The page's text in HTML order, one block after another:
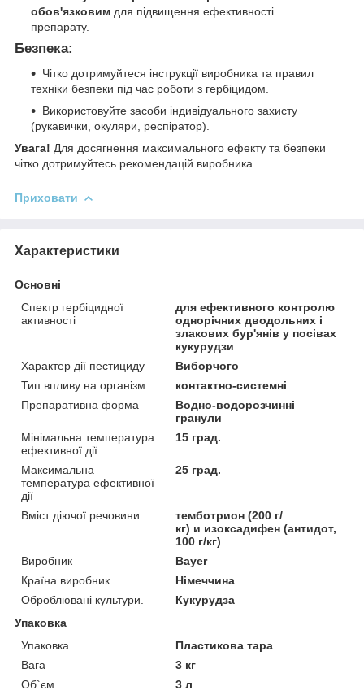
обов'язковим для підвищення ефективності
препарату.
Безпека:
Чітко дотримуйтеся інструкції виробника та правил
техніки безпеки під час роботи з гербіцидом.
Використовуйте засоби індивідуального захисту
(рукавички, окуляри, респіратор).
Увага! Для досягнення максимального ефекту та безпеки
чітко дотримуйтесь рекомендацій виробника.
Приховати
Характеристики
Основні
Спектр гербіцидної
активності
для ефективного контролю
однорічних дводольних і
злакових бур'янів у посівах
кукурудзи
Характер дії пестициду
Виборчого
Тип впливу на організм
контактно-системні
Препаративна форма
Водно-водорозчинні
гранули
Мінімальна температура
ефективної дії
15 град.
Максимальна
температура ефективної
дії
25 град.
Вміст діючої речовини
темботрион (200 г/
кг) и изоксадифен (антидот,
100 г/кг)
Виробник
Bayer
Країна виробник
Німеччина
Оброблювані культури.
Кукурудза
Упаковка
Упаковка
Пластикова тара
Вага
3 кг
Об`єм
3 л